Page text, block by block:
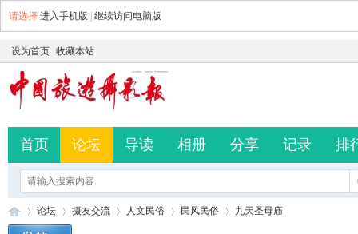
请选择 进入手机版 继续访问电脑版
设为首页 收藏本站
首页 论坛 导读 相册 分享 记录 排
论坛 摄友交流 人文民俗 民风民俗 九天圣母庙